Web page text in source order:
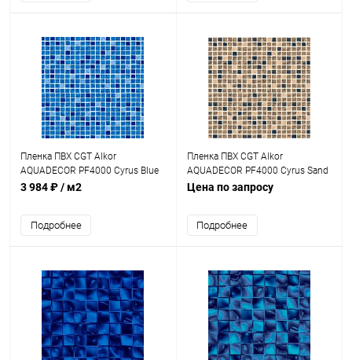
Пленка ПВХ CGT Alkor
AQUADECOR PF4000 Cyrus Blue
1,5мм 25х1,65м (41098800)
3 984 ₽/ м2
Подробнее
Пленка ПВХ CGT Alkor
AQUADECOR PF4000 Cyrus Sand
1,5мм 25х1,65м (41099000)
Цена по запросу
Подробнее